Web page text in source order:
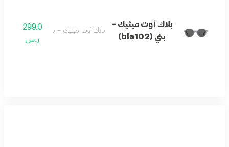
بلاك أوت ميثيك –
بني (bla102)
بلاك أوت ميثيك – بني (bla102) 299.0
ر.س